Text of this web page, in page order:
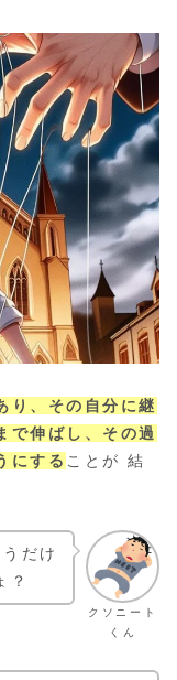
り、その自分に継
で伸ばし、その過
にする ことが 結
クソニート
くん
だけ
？